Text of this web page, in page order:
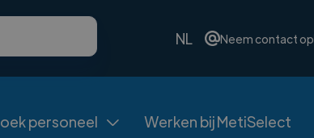
NL Neem contact op
personeel  Werken bij MetiSelect